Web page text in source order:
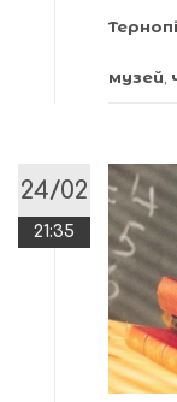
музей
24/02
21:35